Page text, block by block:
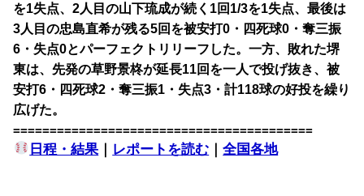
を1失点、2人目の山下琉成が続く1回1/3を1失点、最後は
3人目の忠島直希が残る5回を被安打0・四死球0・奪三振
6・失点0とパーフェクトリリーフした。一方、敗れた堺
東は、先発の草野景柊が延長11回を一人で投げ抜き、被
安打6・四死球2・奪三振1・失点3・計118球の好投を繰り
広げた。
=========================================
日程・結果 ｜ レポートを読む ｜全国各地